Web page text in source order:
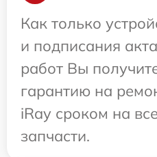
Как только
и подписания
работ Вы
гарантию на
iRay сроком на
запчасти.